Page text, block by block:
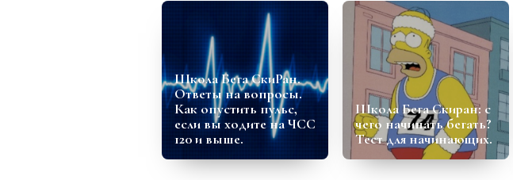
Школа Бега СкиРан.
Ответы на вопросы.
Как опустить пульс,
если вы ходите на ЧСС
120 и выше.
Школа Бега Скиран: с
чего начинать бегать?
Тест для начинающих.